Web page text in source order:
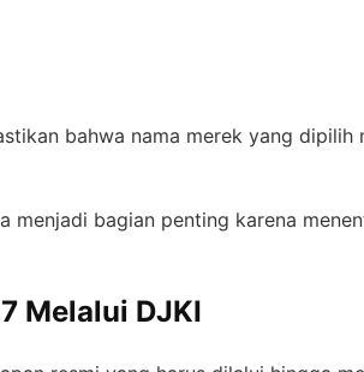
bahwa nama merek yang
bagian penting karena
Melalui DJKI